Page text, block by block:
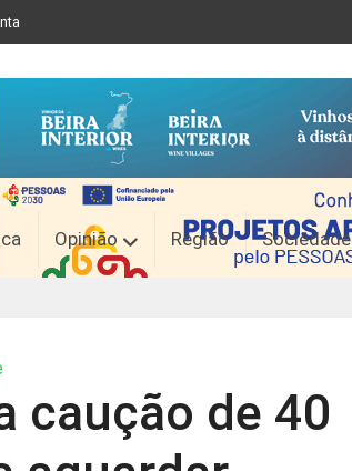
Opinião Região Sociedade
caução de 40